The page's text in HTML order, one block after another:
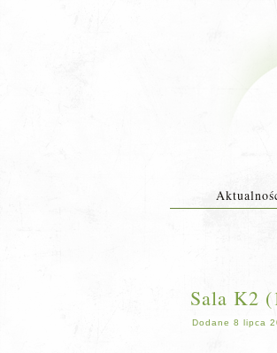
Sala K2
Dodane 8 lipca